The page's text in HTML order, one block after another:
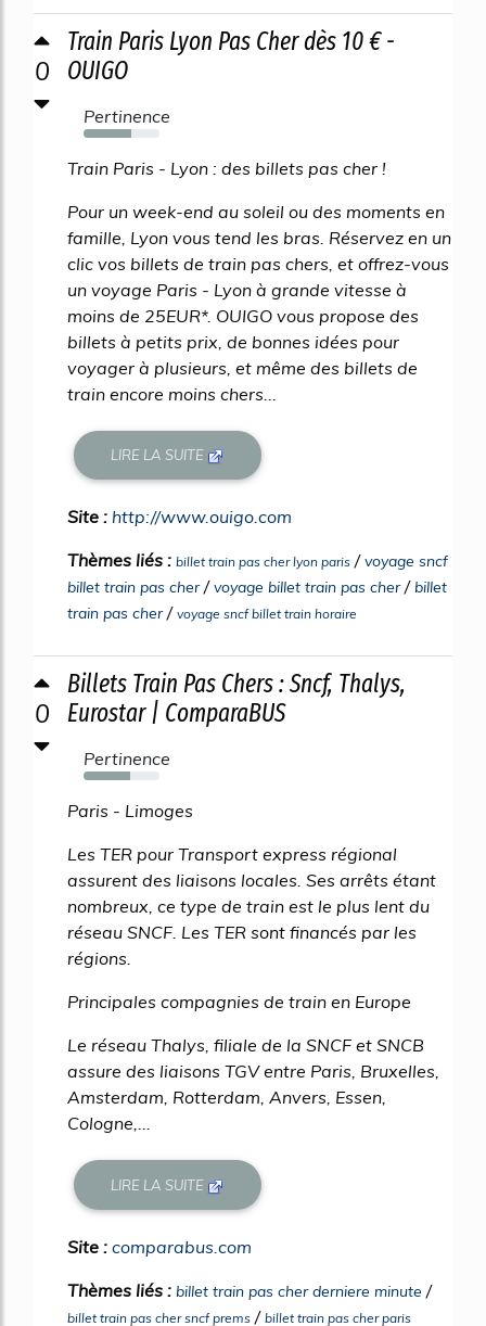
0
Train Paris Lyon Pas Cher dès 10 € -
OUIGO
Pertinence
63%
Train Paris - Lyon : des billets pas cher !
Pour un week-end au soleil ou des moments en
famille, Lyon vous tend les bras. Réservez en un
clic vos billets de train pas chers, et offrez-vous
un voyage Paris - Lyon à grande vitesse à
moins de 25EUR*. OUIGO vous propose des
billets à petits prix, de bonnes idées pour
voyager à plusieurs, et même des billets de
train encore moins chers...
LIRE LA SUITE
Site : http://www.ouigo.com
Thèmes liés : billet train pas cher lyon paris /voyage sncf
billet train pas cher/voyage billet train pas cher/billet
train pas cher/ voyage sncf billet train horaire
0
Billets Train Pas Chers : Sncf, Thalys,
Eurostar | ComparaBUS
Pertinence
61%
Paris - Limoges
Les TER pour Transport express régional
assurent des liaisons locales. Ses arrêts étant
nombreux, ce type de train est le plus lent du
réseau SNCF. Les TER sont financés par les
régions.
Principales compagnies de train en Europe
Le réseau Thalys, filiale de la SNCF et SNCB
assure des liaisons TGV entre Paris, Bruxelles,
Amsterdam, Rotterdam, Anvers, Essen,
Cologne,...
LIRE LA SUITE
Site : comparabus.com
Thèmes liés : billet train pas cher derniere minute /
billet train pas cher sncf prems / billet train pas cher paris